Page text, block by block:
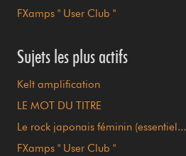
FXamps " User Club "
Sujets les plus actifs
Kelt amplification
LE MOT DU TITRE
Le rock japonais féminin (essentiel...
FXamps " User Club "